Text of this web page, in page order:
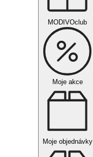
MODIVOclub
Moje akce
Moje objednávky